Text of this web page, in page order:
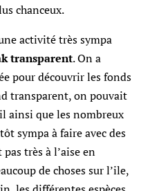
chanceux.
activité très sympa
transparent. On a
pour découvrir les fonds
transparent, on pouvait
ainsi que les nombreux
sympa à faire avec des
très à l’aise en
de choses sur l’ile,